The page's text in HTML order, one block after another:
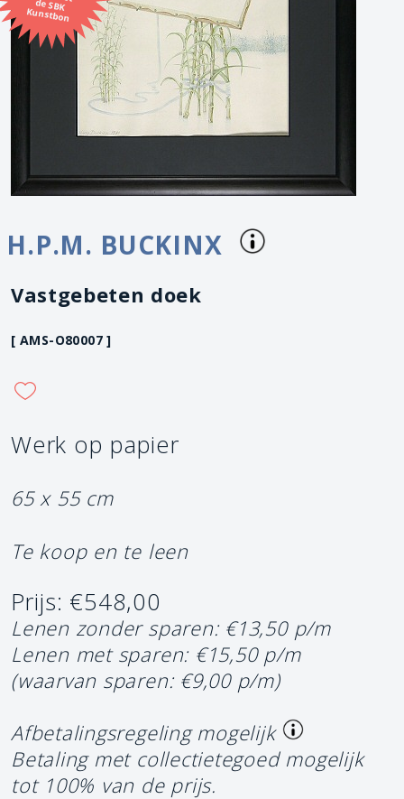
Kunstbon
H.P.M. BUCKINX
Vastgebeten doek
[ AMS-O80007 ]
Werk op papier
65 x 55 cm
Te koop en te leen
Prijs: €548,00
Lenen zonder sparen: €13,50 p/m
Lenen met sparen: €15,50 p/m
(waarvan sparen: €9,00 p/m)
Afbetalingsregeling mogelijk
Betaling met collectietegoed mogelijk
tot 100% van de prijs.